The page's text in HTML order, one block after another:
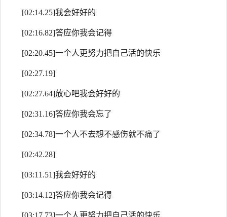
[02:14.25]我会好好的
[02:16.82]答应你我会记得
[02:20.45]一个人更努力把自己活的快乐
[02:27.19]
[02:27.64]放心吧我会好好的
[02:31.16]答应你我会忘了
[02:34.78]一个人不去想不感伤就不痛了
[02:42.28]
[03:11.51]我会好好的
[03:14.12]答应你我会记得
[03:17.73]一个人更努力把自己活的快乐